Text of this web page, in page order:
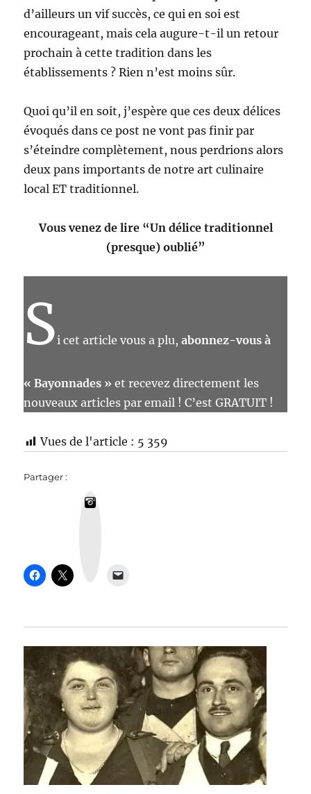
d’ailleurs un vif succès, ce qui en soi est
encourageant, mais cela augure-t-il un retour
prochain à cette tradition dans les
établissements ? Rien n’est moins sûr.
Quoi qu’il en soit, j’espère que ces deux délices
évoqués dans ce post ne vont pas finir par
s’éteindre complètement, nous perdrions alors
deux pans importants de notre art culinaire
local ET traditionnel.
Vous venez de lire “Un délice traditionnel
(presque) oublié”
Si cet article vous a plu,abonnez-vous à
« Bayonnades » et recevez directement les
nouveaux articles par email ! C’est GRATUIT !
Vues de l'article : 5 359
Partager :